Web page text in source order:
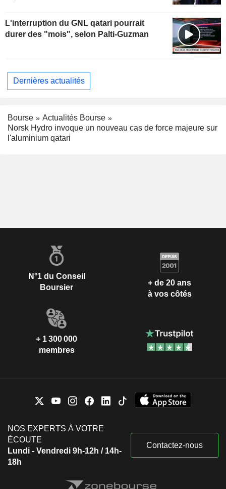
L'interruption du GNL qatari pourrait
durer des "mois", selon Palti-Guzman
Dernières actualités
Bourse
Actualités Bourse
Norsk Hydro invoque un nouveau cas de force majeure sur
l'aluminium qatari
N°1 du Conseil
Boursier
+ de 20 ans
à vos côtés
+ 1 300 000
membres
NOS EXPERTS À VOTRE
ÉCOUTE
Lundi - Vendredi 9h-12h / 14h-
18h
Contactez-nous